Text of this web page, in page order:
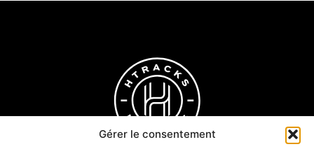
Gérer le consentement